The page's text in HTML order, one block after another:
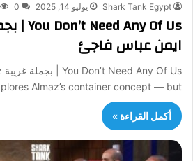
Shark Tank Egypt يوليو 14, 2025 0
ايمن عباس فاجئ
Almaz’s container concept — but…
أكمل القراءة »